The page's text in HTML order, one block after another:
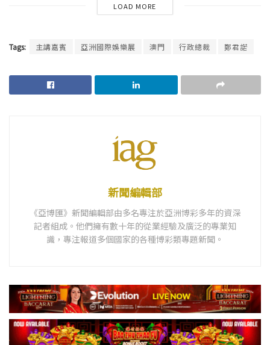
LOAD MORE
Tags: 主講嘉賓 亞洲國際娛樂展 澳門 行政總裁 鄭君諾
新聞編輯部
《亞博匯》新聞編輯部由多名專注於亞洲博彩多年的資深
記者組成。他們擁有數十年的從業經驗及廣泛的專業知
識，專注報道多個國家的各種博彩類專題新聞。